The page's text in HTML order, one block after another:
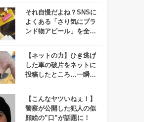
それ自慢だよね？SNSに
よくある「さり気にブラ
ンド物アピール」を全力
アカウントが話題に！
【ネットの力】ひき逃げ
した車の破片をネットに
投稿したところ…一瞬で
【こんなヤツいねぇ！】
警察が公開した犯人の似
顔絵の”口”が話題に！